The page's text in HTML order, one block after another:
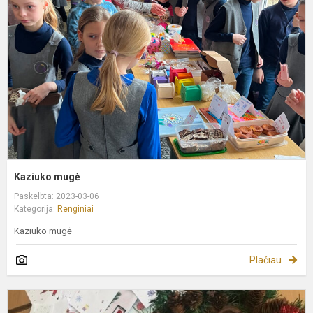
Kaziuko mugė
Paskelbta: 2023-03-06
Kategorija: Renginiai
Kaziuko mugė
Plačiau